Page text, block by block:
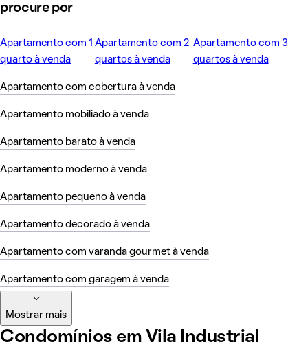
procure por
Apartamento com 1
quarto à venda
Apartamento com 2
quartos à venda
Apartamento com 3
quartos à venda
Apartamento com cobertura à venda
Apartamento mobiliado à venda
Apartamento barato à venda
Apartamento moderno à venda
Apartamento pequeno à venda
Apartamento decorado à venda
Apartamento com varanda gourmet à venda
Apartamento com garagem à venda
Mostrar mais
Condomínios em Vila Industrial